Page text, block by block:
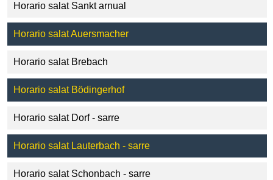
Horario salat Sankt arnual
Horario salat Auersmacher
Horario salat Brebach
Horario salat Bödingerhof
Horario salat Dorf - sarre
Horario salat Lauterbach - sarre
Horario salat Schonbach - sarre